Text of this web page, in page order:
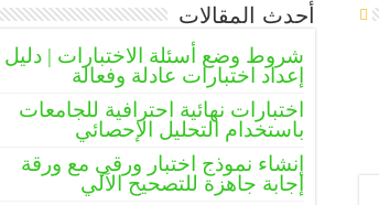
أحدث المقالات
شروط وضع أسئلة الاختبارات | دليل
إعداد اختبارات عادلة وفعالة
اختبارات نهائية احترافية للجامعات
باستخدام التحليل الإحصائي
إنشاء نموذج اختبار ورقي مع ورقة
إجابة جاهزة للتصحيح الآلي